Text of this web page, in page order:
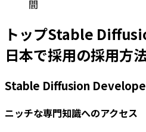
間
トップStable
日本で採用の採用方
Stable Diffusion
ニッチな専門知識へのアクセス